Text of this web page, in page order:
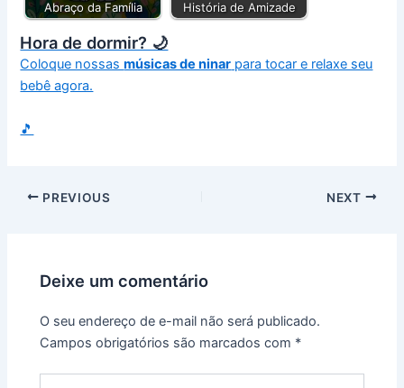
Abraço da Família
História de Amizade
Hora de dormir? 🌙
Coloque nossasmúsicas de ninar para tocar e relaxe seu
bebê agora.
🎵
PREVIOUS NEXT
Deixe um comentário
O seu endereço de e-mail não será publicado.
Campos obrigatórios são marcados com *